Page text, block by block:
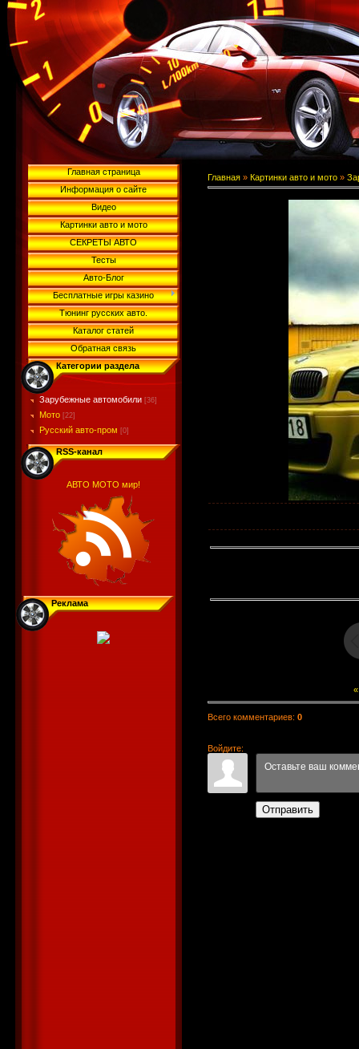
Главная страница
Информация о сайте
Видео
Картинки авто и мото
СЕКРЕТЫ АВТО
Тесты
Авто-Блог
Бесплатные игры казино
Тюнинг русских авто.
Каталог статей
Обратная связь
Категории раздела
Зарубежные автомобили [36]
Мото [22]
Русский авто-пром [0]
RSS-канал
АВТО МОТО мир!
Реклама
Главная » Картинки авто и мото »
Всего комментариев: 0
Войдите:
Отправить